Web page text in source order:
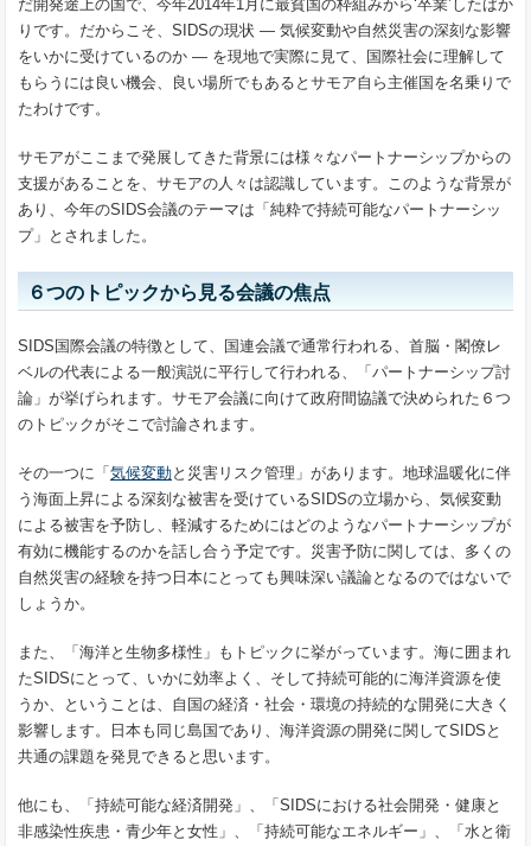
だ開発途上の国で、今年2014年1月に最貧国の枠組みから‘卒業’したばか
りです。だからこそ、SIDSの現状 ― 気候変動や自然災害の深刻な影響
をいかに受けているのか ― を現地で実際に見て、国際社会に理解して
もらうには良い機会、良い場所でもあるとサモア自ら主催国を名乗りで
たわけです。
サモアがここまで発展してきた背景には様々なパートナーシップからの
支援があることを、サモアの人々は認識しています。このような背景が
あり、今年のSIDS会議のテーマは「純粋で持続可能なパートナーシッ
プ」とされました。
６つのトピックから見る会議の焦点
SIDS国際会議の特徴として、国連会議で通常行われる、首脳・閣僚レ
ベルの代表による一般演説に平行して行われる、「パートナーシップ討
論」が挙げられます。サモア会議に向けて政府間協議で決められた６つ
のトピックがそこで討論されます。
その一つに「 気候変動と災害リスク管理」があります。地球温暖化に伴
う海面上昇による深刻な被害を受けているSIDSの立場から、気候変動
による被害を予防し、軽減するためにはどのようなパートナーシップが
有効に機能するのかを話し合う予定です。災害予防に関しては、多くの
自然災害の経験を持つ日本にとっても興味深い議論となるのではないで
しょうか。
また、「海洋と生物多様性」もトピックに挙がっています。海に囲まれ
たSIDSにとって、いかに効率よく、そして持続可能的に海洋資源を使
うか、ということは、自国の経済・社会・環境の持続的な開発に大きく
影響します。日本も同じ島国であり、海洋資源の開発に関してSIDSと
共通の課題を発見できると思います。
他にも、「持続可能な経済開発」、「SIDSにおける社会開発・健康と
非感染性疾患・青少年と女性」、「持続可能なエネルギー」、「水と衛